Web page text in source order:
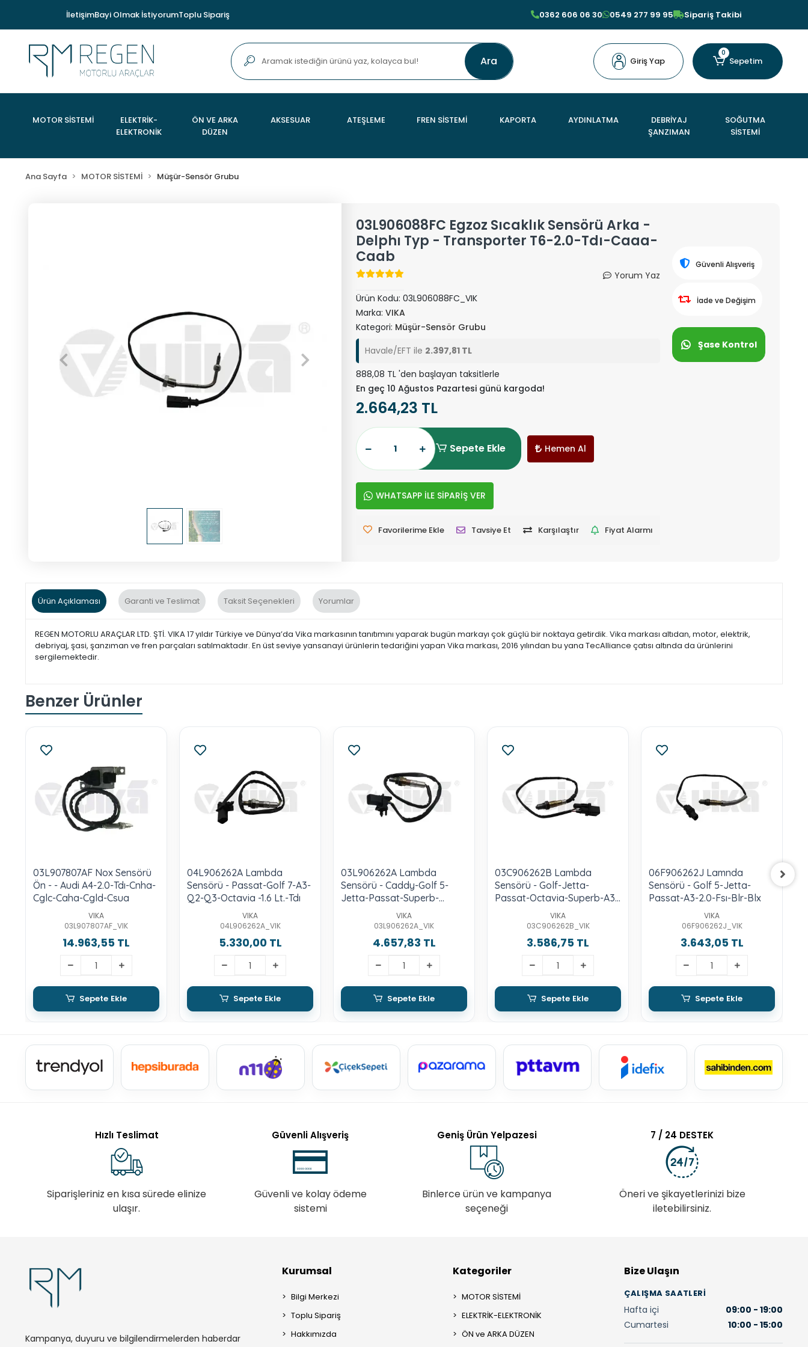
İletişimBayi Olmak İstiyorumToplu Sipariş 0362 606 06 30 0549 277 99 95 Sipariş Takibi
Ara Giriş Yap
0
Sepetim
MOTOR SİSTEMİ
ELEKTRİK-
ELEKTRONİK
ÖN VE ARKA
DÜZEN
AKSESUAR ATEŞLEME FREN SİSTEMİ KAPORTA AYDINLATMA
DEBRİYAJ
ŞANZIMAN
SOĞUTMA
SİSTEMİ
Ana Sayfa MOTOR SİSTEMİ Müşür-Sensör Grubu
03L906088FC Egzoz Sıcaklık Sensörü Arka -
Delphı Typ - Transporter T6-2.0-Tdı-Caaa-
Caab
Yorum Yaz
Ürün Kodu: 03L906088FC_VIK
Marka: VIKA
Kategori: Müşür-Sensör Grubu
Havale/EFT ile 2.397,81 TL
888,08 TL 'den başlayan taksitlerle
En geç 10 Ağustos Pazartesi günü kargoda!
2.664,23 TL
Sepete Ekle Hemen Al
WHATSAPP İLE SİPARİŞ VER
Favorilerime Ekle Tavsiye Et Karşılaştır Fiyat Alarmı
Güvenli Alışveriş
İade ve Değişim
Şase Kontrol
Ürün Açıklaması Garanti ve Teslimat Taksit Seçenekleri Yorumlar
REGEN MOTORLU ARAÇLAR LTD. ŞTİ. VIKA 17 yıldır Türkiye ve Dünya’da Vika markasının tanıtımını yaparak bugün markayı çok güçlü bir noktaya getirdik. Vika markası altıdan, motor, elektrik,
debriyaj, şasi, şanzıman ve fren parçaları satılmaktadır. En üst seviye yansanayi ürünlerin tedariğini yapan Vika markası, 2016 yılından bu yana TecAlliance çatısı altında da ürünlerini
sergilemektedir.
Benzer Ürünler
03L907807AF Nox Sensörü
Ön - - Audi A4-2.0-Tdı-Cnha-
Cglc-Caha-Cgld-Csua
VIKA
03L907807AF_VIK
14.963,55 TL
Sepete Ekle
04L906262A Lambda
Sensörü - Passat-Golf 7-A3-
Q2-Q3-Octavia -1.6 Lt.-Tdı
VIKA
04L906262A_VIK
5.330,00 TL
Sepete Ekle
03L906262A Lambda
Sensörü - Caddy-Golf 5-
Jetta-Passat-Superb-
Octavia-A3-1.6 Lt.-Tdı-Cayc-
VIKA
03L906262A_VIK
4.657,83 TL
Sepete Ekle
03C906262B Lambda
Sensörü - Golf-Jetta-
Passat-Octavia-Superb-A3-
1.6 Lt.-Fsı-Bag-Bkg
VIKA
03C906262B_VIK
3.586,75 TL
Sepete Ekle
06F906262J Lamnda
Sensörü - Golf 5-Jetta-
Passat-A3-2.0-Fsı-Blr-Blx
VIKA
06F906262J_VIK
3.643,05 TL
Sepete Ekle
Hızlı Teslimat
Siparişleriniz en kısa sürede elinize
ulaşır.
Güvenli Alışveriş
Güvenli ve kolay ödeme
sistemi
Geniş Ürün Yelpazesi
Binlerce ürün ve kampanya
seçeneği
7 / 24 DESTEK
Öneri ve şikayetlerinizi bize
iletebilirsiniz.
Kampanya, duyuru ve bilgilendirmelerden haberdar
Kurumsal
Bilgi Merkezi
Toplu Sipariş
Hakkımızda
Kategoriler
MOTOR SİSTEMİ
ELEKTRİK-ELEKTRONİK
ÖN ve ARKA DÜZEN
Bize Ulaşın
ÇALIŞMA SAATLERI
Hafta içi
09:00 - 19:00
Cumartesi
10:00 - 15:00